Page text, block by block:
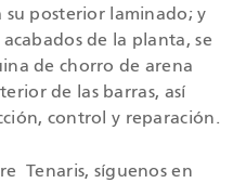
su posterior laminado; y
de la planta, se
de chorro de arena
de las barras, así
control y reparación.
Tenaris, síguenos en